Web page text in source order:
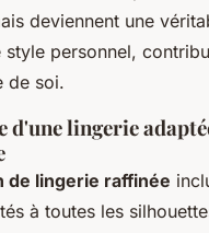
deviennent une
personnel,
de soi.
d'une lingerie
de lingerie raffinée
à toutes les